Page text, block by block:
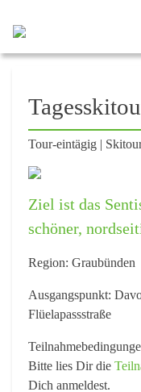
Tour-eintägig |
Ziel ist das
schöner,
Region: Graubünden
Ausgangspunkt:
Flüelapassstraße
Bitte lies Dir die
Dich anmeldest.